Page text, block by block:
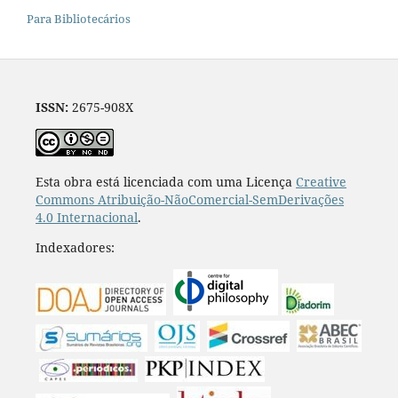
Para Bibliotecários
ISSN:2675-908X
Esta obra está licenciada com uma Licença Creative
Commons Atribuição-NãoComercial-SemDerivações
4.0 Internacional.
Indexadores: